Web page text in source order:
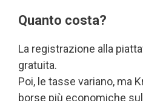
Quanto costa?
La registrazione alla
gratuita.
Poi, le tasse variano, ma
borse più economiche